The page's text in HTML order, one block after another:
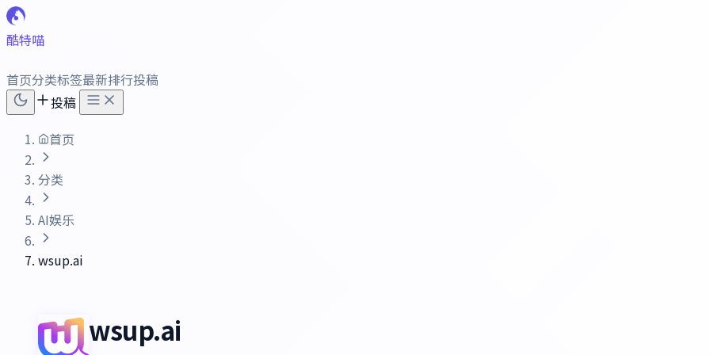
酷特喵
首页分类标签最新排行投稿
投稿
首页
分类
AI娱乐
wsup.ai
wsup.ai